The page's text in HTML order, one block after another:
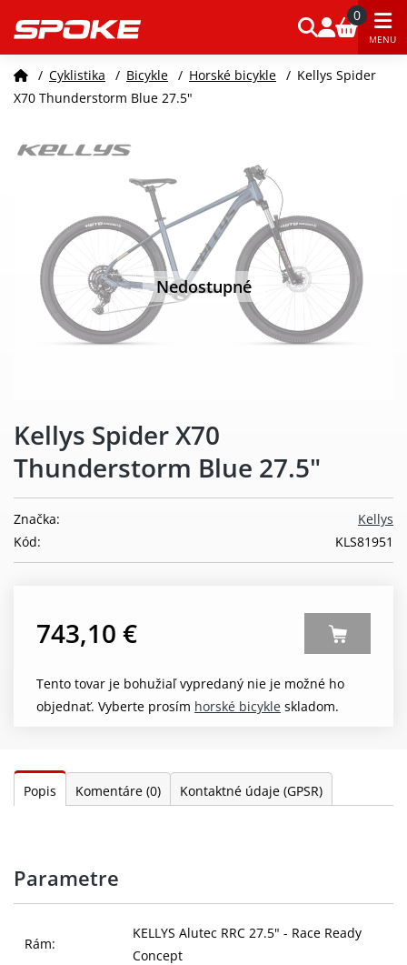
0
MENU
/ Cyklistika / Bicykle / Horské bicykle / Kellys Spider
X70 Thunderstorm Blue 27.5"
Nedostupné
Kellys Spider X70
Thunderstorm Blue 27.5"
Kellys
Značka:
KLS81951
Kód:
743,10 €
Tento tovar je bohužiaľ vypredaný nie je možné ho
objednať. Vyberte prosím horské bicykle skladom.
Popis Komentáre (0) Kontaktné údaje (GPSR)
Parametre
Rám:
KELLYS Alutec RRC 27.5" - Race Ready
Concept